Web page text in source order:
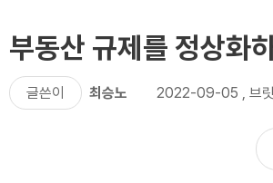
부동산 규제를 정상화
글쓴이 최승노 2022-09-05 , 브